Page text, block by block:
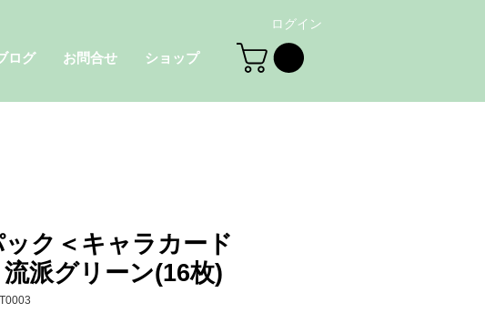
ログ お問合せ ショップ
ログイン
ック＜キャラカード
派グリーン(16枚)